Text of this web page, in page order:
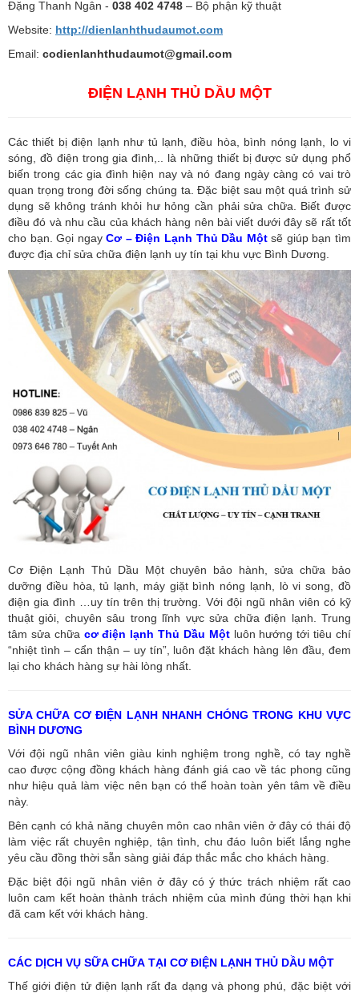
Đặng Thanh Ngân - 038 402 4748 – Bộ phận kỹ thuật
Website: http://dienlanhthudaumot.com
Email: codienlanhthudaumot@gmail.com
ĐIỆN LẠNH THỦ DẦU MỘT
Các thiết bị điện lạnh như tủ lạnh, điều hòa, bình nóng lạnh, lo vi
sóng, đồ điện trong gia đình,.. là những thiết bị được sử dụng phổ
biến trong các gia đình hiện nay và nó đang ngày càng có vai trò
quan trọng trong đời sống chúng ta. Đặc biệt sau một quá trình sử
dụng sẽ không tránh khỏi hư hỏng cần phải sửa chữa. Biết được
điều đó và nhu cầu của khách hàng nên bài viết dưới đây sẽ rất tốt
cho bạn. Gọi ngayCơ – Điện Lạnh Thủ Dầu Một sẽ giúp bạn tìm
được địa chỉ sửa chữa điện lạnh uy tín tại khu vực Bình Dương.
Cơ Điện Lạnh Thủ Dầu Một chuyên bảo hành, sửa chữa bảo
dưỡng điều hòa, tủ lạnh, máy giặt bình nóng lạnh, lò vi song, đồ
điện gia đình …uy tín trên thị trường. Với đội ngũ nhân viên có kỹ
thuật giỏi, chuyên sâu trong lĩnh vực sửa chữa điện lạnh. Trung
tâm sửa chữa cơ điện lạnh Thủ Dầu Mộtluôn hướng tới tiêu chí
“nhiệt tình – cẩn thận – uy tín”, luôn đặt khách hàng lên đầu, đem
lại cho khách hàng sự hài lòng nhất.
SỬA CHỮA CƠ ĐIỆN LẠNH NHANH CHÓNG TRONG KHU VỰC
BÌNH DƯƠNG
Với đội ngũ nhân viên giàu kinh nghiệm trong nghề, có tay nghề
cao được cộng đồng khách hàng đánh giá cao về tác phong cũng
như hiệu quả làm việc nên bạn có thể hoàn toàn yên tâm về điều
này.
Bên cạnh có khả năng chuyên môn cao nhân viên ở đây có thái độ
làm việc rất chuyên nghiệp, tận tình, chu đáo luôn biết lắng nghe
yêu cầu đồng thời sẵn sàng giải đáp thắc mắc cho khách hàng.
Đặc biệt đội ngũ nhân viên ở đây có ý thức trách nhiệm rất cao
luôn cam kết hoàn thành trách nhiệm của mình đúng thời hạn khi
đã cam kết với khách hàng.
CÁC DỊCH VỤ SỮA CHỮA TẠI CƠ ĐIỆN LẠNH THỦ DẦU MỘT
Thế giới điện tử điện lạnh rất đa dạng và phong phú, đặc biệt với